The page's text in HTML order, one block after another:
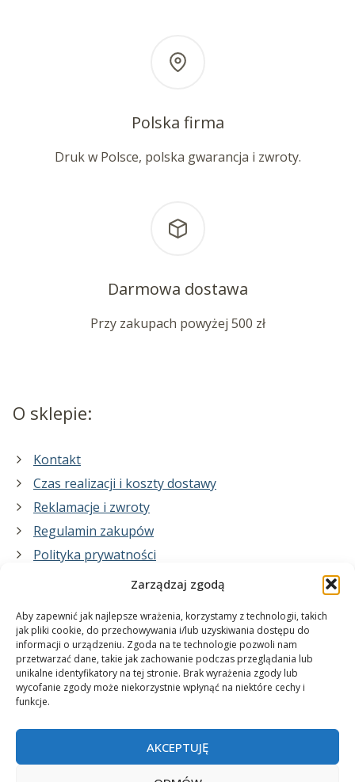
Zarządzaj zgodą
Aby zapewnić jak najlepsze wrażenia, korzystamy z technologii, takich
jak pliki cookie, do przechowywania i/lub uzyskiwania dostępu do
informacji o urządzeniu. Zgoda na te technologie pozwoli nam
przetwarzać dane, takie jak zachowanie podczas przeglądania lub
unikalne identyfikatory na tej stronie. Brak wyrażenia zgody lub
wycofanie zgody może niekorzystnie wpłynąć na niektóre cechy i
funkcje.
AKCEPTUJĘ
Polska firma
Druk w Polsce, polska gwarancja i zwroty.
Darmowa dostawa
Przy zakupach powyżej 500 zł
O sklepie:
Kontakt
Czas realizacji i koszty dostawy
Reklamacje i zwroty
Regulamin zakupów
Polityka prywatności
Co zrobimy dla Ciebie:
projekty plakatów na zamówienie
wydrukuj swój plakat